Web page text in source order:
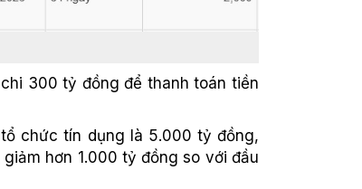
300 tỷ đồng để thanh toán tiền
chức tín dụng là 5.000 tỷ đồng,
hơn 1.000 tỷ đồng so với đầu